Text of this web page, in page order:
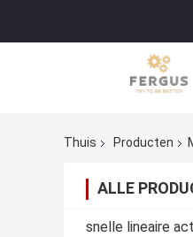
Thuis Producten
ALLE
snelle lineaire